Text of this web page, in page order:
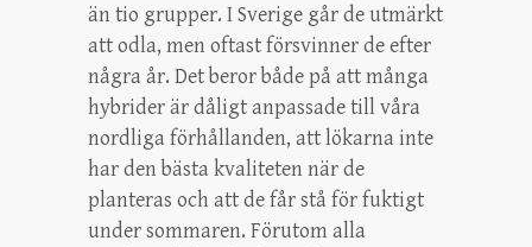
än tio grupper. I Sverige går de utmärkt
att odla, men oftast försvinner de efter
några år. Det beror både på att många
hybrider är dåligt anpassade till våra
nordliga förhållanden, att lökarna inte
har den bästa kvaliteten när de
planteras och att de får stå för fuktigt
under sommaren. Förutom alla